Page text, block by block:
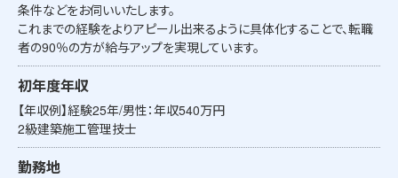
条件などをお伺いいたします。
これまでの経験をよりアピール出来るように具体化することで、転職
者の90％の方が給与アップを実現しています。
初年度年収
【年収例】経験25年/男性：年収540万円
2級建築施工管理技士
勤務地